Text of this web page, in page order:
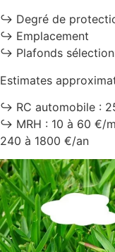
↪️ Degré de
↪️ Emplacement
↪️ Plafonds
Estimates
↪️ RC automobile :
↪️ MRH : 10 à 60 €/
240 à 1800 €/an